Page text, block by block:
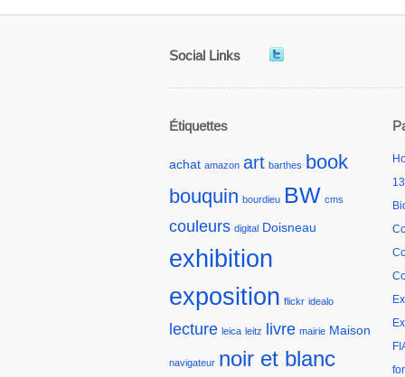
Social Links
Étiquettes
achat amazon art barthes book
bouquin bourdieu BW cms
couleurs digital Doisneau
exhibition
exposition flickr idealo
lecture leica leitz livre mairie Maison
navigateur noir et blanc